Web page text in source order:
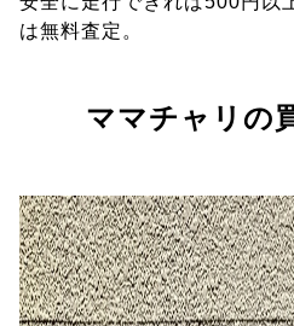
は無料査定。
ママチャリの